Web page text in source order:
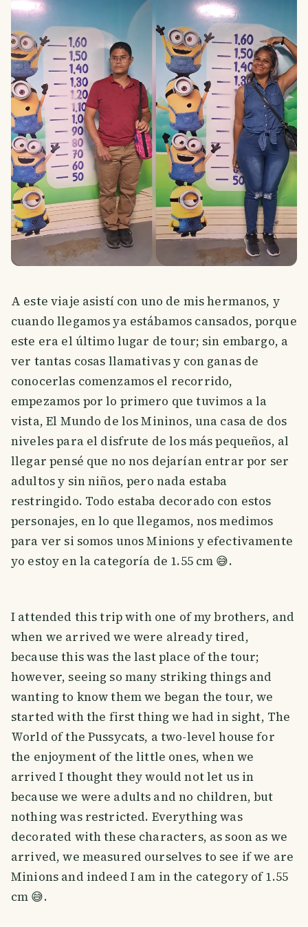
A este viaje asistí con uno de mis hermanos, y
cuando llegamos ya estábamos cansados, porque
este era el último lugar de tour; sin embargo, a
ver tantas cosas llamativas y con ganas de
conocerlas comenzamos el recorrido,
empezamos por lo primero que tuvimos a la
vista, El Mundo de los Mininos, una casa de dos
niveles para el disfrute de los más pequeños, al
llegar pensé que no nos dejarían entrar por ser
adultos y sin niños, pero nada estaba
restringido. Todo estaba decorado con estos
personajes, en lo que llegamos, nos medimos
para ver si somos unos Minions y efectivamente
yo estoy en la categoría de 1.55 cm 😅.
I attended this trip with one of my brothers, and
when we arrived we were already tired,
because this was the last place of the tour;
however, seeing so many striking things and
wanting to know them we began the tour, we
started with the first thing we had in sight, The
World of the Pussycats, a two-level house for
the enjoyment of the little ones, when we
arrived I thought they would not let us in
because we were adults and no children, but
nothing was restricted. Everything was
decorated with these characters, as soon as we
arrived, we measured ourselves to see if we are
Minions and indeed I am in the category of 1.55
cm 😅.